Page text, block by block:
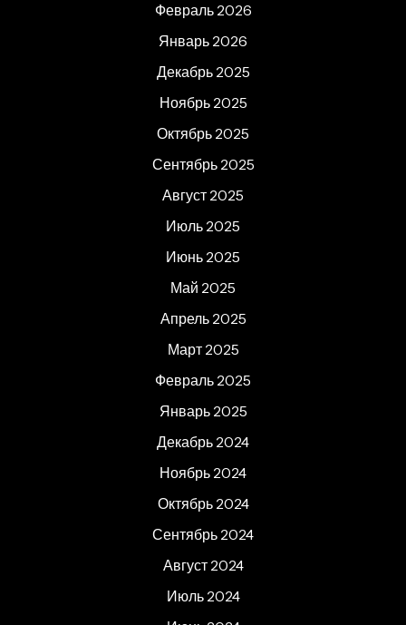
Февраль 2026
Январь 2026
Декабрь 2025
Ноябрь 2025
Октябрь 2025
Сентябрь 2025
Август 2025
Июль 2025
Июнь 2025
Май 2025
Апрель 2025
Март 2025
Февраль 2025
Январь 2025
Декабрь 2024
Ноябрь 2024
Октябрь 2024
Сентябрь 2024
Август 2024
Июль 2024